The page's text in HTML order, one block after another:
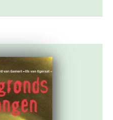
op
beter is. […]